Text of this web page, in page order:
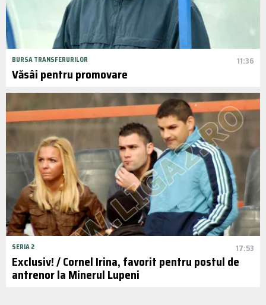
BURSA TRANSFERURILOR 11:36
Văsâi pentru promovare
SERIA 2 17:53
Exclusiv! / Cornel Irina, favorit pentru postul de
antrenor la Minerul Lupeni